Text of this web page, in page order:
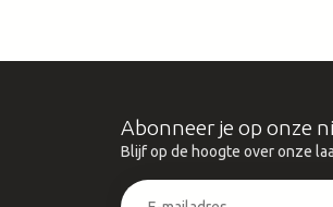
Abonneer je op onze
Blijf op de hoogte over onze